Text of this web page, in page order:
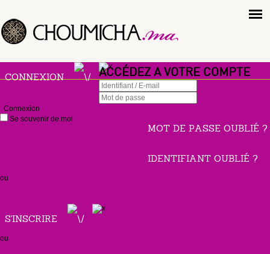
CONNEXION ACCÉDEZ A VOTRE COMPTE
Connexion
Se souvenir de moi
MOT DE PASSE OUBLIÉ ?
IDENTIFIANT OUBLIÉ ?
ou
S'INSCRIRE
ou